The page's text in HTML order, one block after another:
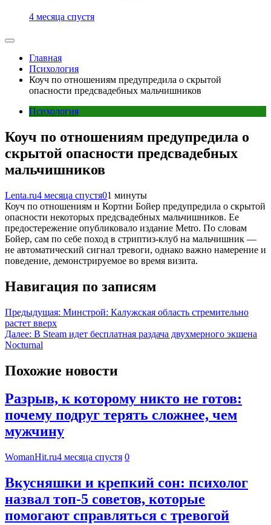
4 месяца спустя
Главная
Психология
Коуч по отношениям предупредила о скрытой
опасности предсвадебных мальчишников
Психология
Коуч по отношениям предупредила о
скрытой опасности предсвадебных
мальчишников
Lenta.ru4 месяца спустя01 минуты
Коуч по отношениям и Кортни Бойер предупредила о скрытой
опасности некоторых предсвадебных мальчишников. Ее
предостережение опубликовало издание Metro. По словам
Бойер, сам по себе поход в стриптиз-клуб на мальчишник —
не автоматический сигнал тревоги, однако важно намерение и
поведение, демонстрируемое во время визита.
Навигация по записям
Предыдущая: Минстрой: Калужская область стремительно
растет вверх
Далее: В Steam идет бесплатная раздача двухмерного экшена
Nocturnal
Похожие новости
Разрыв, к которому никто не готов:
почему подруг терять сложнее, чем
мужчину
WomanHit.ru4 месяца спустя 0
Вкусняшки и крепкий сон: психолог
назвал топ-5 советов, которые
помогают справляться с тревогой